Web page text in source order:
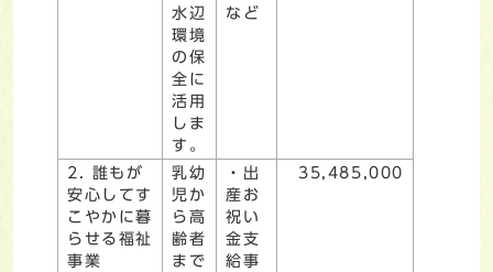
水辺
環境
の保
全に
活用
しま
す。
など
2. 誰もが
安心してす
こやかに暮
らせる福祉
事業
乳幼
児か
ら高
齢者
まで
・出
産お
祝い
金支
給事
35,485,000